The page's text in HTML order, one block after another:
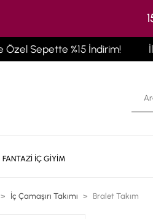
Sepette %15 İndirim! İlk
FANTAZİ İÇ GİYİM
İç Çamaşırı Takımı Bralet Takım